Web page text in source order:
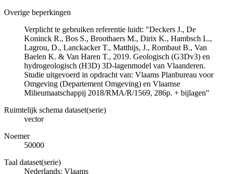
Overige beperkingen
Verplicht te gebruiken referentie luidt: "Deckers J., De
Koninck R., Bos S., Broothaers M., Dirix K., Hambsch L.,
Lagrou, D., Lanckacker T., Matthijs, J., Rombaut B., Van
Baelen K. & Van Haren T., 2019. Geologisch (G3Dv3) en
hydrogeologisch (H3D) 3D-lagenmodel van Vlaanderen.
Studie uitgevoerd in opdracht van: Vlaams Planbureau voor
Omgeving (Departement Omgeving) en Vlaamse
Milieumaatschappij 2018/RMA/R/1569, 286p. + bijlagen"
Ruimtelijk schema dataset(serie)
vector
Noemer
50000
Taal dataset(serie)
Nederlands; Vlaams